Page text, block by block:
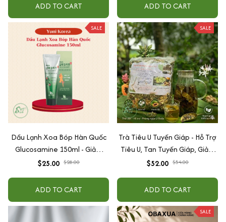
ADD TO CART ADD TO CART
SALE
Dầu Lạnh Xoa Bóp Hàn Quốc
Glucosamine 150ml - Giảm
Đau Nhức Vai Gáy Và Khớp
$25.00 $28.00
ADD TO CART
SALE
Trà Tiêu U Tuyến Giáp - Hỗ Trợ
Tiêu U, Tan Tuyến Giáp, Giảm
Cường Giáp, Suy Giáp, Bướu
$52.00 $54.00
ADD TO CART
SALE